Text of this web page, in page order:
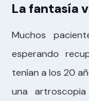
La fantasía
Muchos
esperando
tenían a los 20
una